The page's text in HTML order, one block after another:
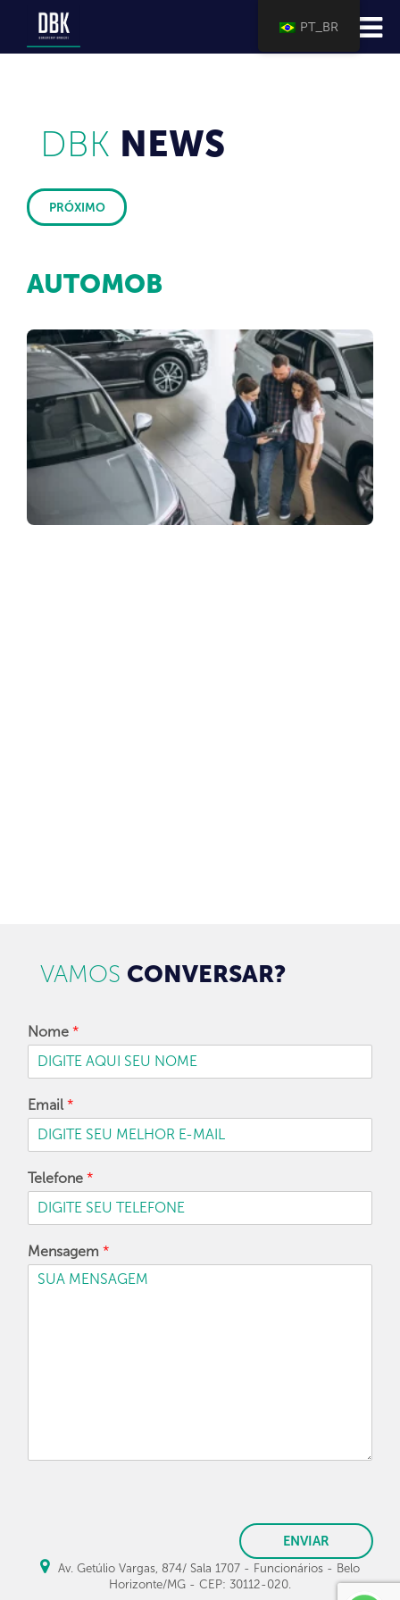
DBK NEWS
PRÓXIMO
AUTOMOB
VAMOS CONVERSAR?
Nome *
Email *
Telefone *
Mensagem *
ENVIAR
Av. Getúlio Vargas, 874/ Sala 1707 - Funcionários - Belo
Horizonte/MG - CEP: 30112-020.
PT_BR